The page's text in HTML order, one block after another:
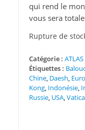
qui rend le
vous sera
Rupture de
Catégorie :
Étiquettes :
Chine, Daesh,
Kong, Indonésie,
Russie, USA,